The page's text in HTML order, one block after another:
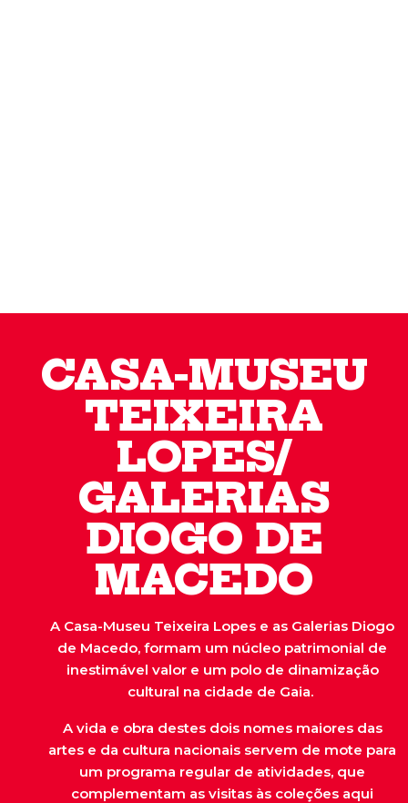
CASA-MUSEU
TEIXEIRA
LOPES/
GALERIAS
DIOGO DE
MACEDO
A Casa-Museu Teixeira Lopes e as Galerias Diogo
de Macedo, formam um núcleo patrimonial de
inestimável valor e um polo de dinamização
cultural na cidade de Gaia.
A vida e obra destes dois nomes maiores das
artes e da cultura nacionais servem de mote para
um programa regular de atividades, que
complementam as visitas às coleções aqui